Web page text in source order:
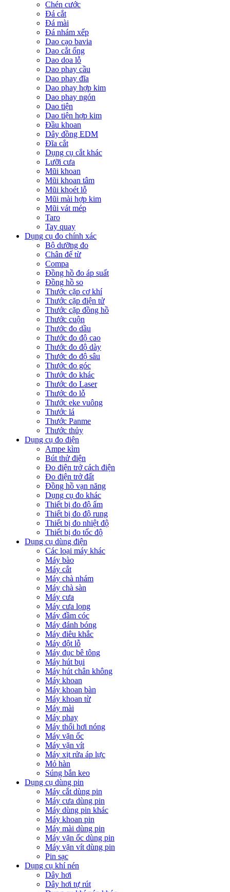
Chén cước
Đá cắt
Đá mài
Đá nhám xếp
Dao cạo bavia
Dao cắt ống
Dao doa lỗ
Dao phay cầu
Dao phay đĩa
Dao phay hợp kim
Dao phay ngón
Dao tiện
Dao tiện hợp kim
Đầu khoan
Dây đồng EDM
Đĩa cắt
Dụng cụ cắt khác
Lưỡi cưa
Mũi khoan
Mũi khoan tâm
Mũi khoét lỗ
Mũi mài hợp kim
Mũi vát mép
Taro
Tay quay
Dụng cụ đo chính xác
Bộ dưỡng đo
Chân đế từ
Compa
Đồng hồ đo áp suất
Đồng hồ so
Thước cặp cơ khí
Thước cặp điện tử
Thước cặp đồng hồ
Thước cuộn
Thước đo dầu
Thước đo độ cao
Thước đo độ dày
Thước đo độ sâu
Thước đo góc
Thước đo khác
Thước đo Laser
Thước đo lỗ
Thước eke vuông
Thước lá
Thước Panme
Thước thủy
Dụng cụ đo điện
Ampe kìm
Bút thử điện
Đo điện trở cách điện
Đo điện trở đất
Đồng hồ vạn năng
Dụng cụ đo khác
Thiết bị đo độ ẩm
Thiết bị đo độ rung
Thiết bị đo nhiệt độ
Thiết bị đo tốc độ
Dụng cụ dùng điện
Các loại máy khác
Máy bào
Máy cắt
Máy chà nhám
Máy chà sàn
Máy cưa
Máy cưa lọng
Máy đầm cóc
Máy đánh bóng
Máy điêu khắc
Máy đột lỗ
Máy đục bê tông
Máy hút bụi
Máy hút chân không
Máy khoan
Máy khoan bàn
Máy khoan từ
Máy mài
Máy phay
Máy thổi hơi nóng
Máy vặn ốc
Máy vặn vít
Máy xịt rửa áp lực
Mỏ hàn
Súng bắn keo
Dụng cụ dùng pin
Máy cắt dùng pin
Máy cưa dùng pin
Máy dùng pin khác
Máy khoan pin
Máy mài dùng pin
Máy vặn ốc dùng pin
Máy vặn vít dùng pin
Pin sạc
Dụng cụ khí nén
Dây hơi
Dây hơi tự rút